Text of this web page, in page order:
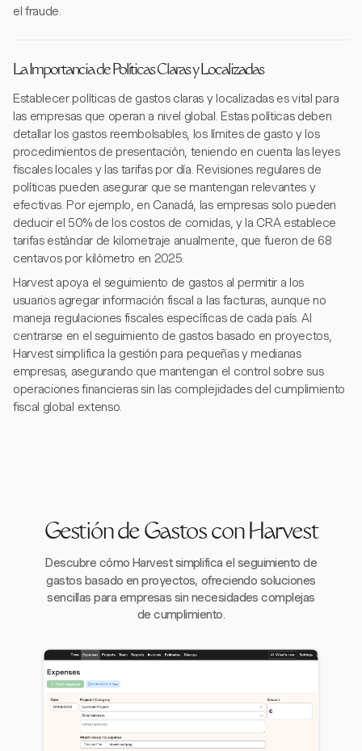
el fraude.
La Importancia de Políticas Claras y Localizadas
Establecer políticas de gastos claras y localizadas es vital para
las empresas que operan a nivel global. Estas políticas deben
detallar los gastos reembolsables, los límites de gasto y los
procedimientos de presentación, teniendo en cuenta las leyes
fiscales locales y las tarifas por día. Revisiones regulares de
políticas pueden asegurar que se mantengan relevantes y
efectivas. Por ejemplo, en Canadá, las empresas solo pueden
deducir el 50% de los costos de comidas, y la CRA establece
tarifas estándar de kilometraje anualmente, que fueron de 68
centavos por kilómetro en 2025.
Harvest apoya el seguimiento de gastos al permitir a los
usuarios agregar información fiscal a las facturas, aunque no
maneja regulaciones fiscales específicas de cada país. Al
centrarse en el seguimiento de gastos basado en proyectos,
Harvest simplifica la gestión para pequeñas y medianas
empresas, asegurando que mantengan el control sobre sus
operaciones financieras sin las complejidades del cumplimiento
fiscal global extenso.
Gestión de Gastos con Harvest
Descubre cómo Harvest simplifica el seguimiento de
gastos basado en proyectos, ofreciendo soluciones
sencillas para empresas sin necesidades complejas
de cumplimiento.